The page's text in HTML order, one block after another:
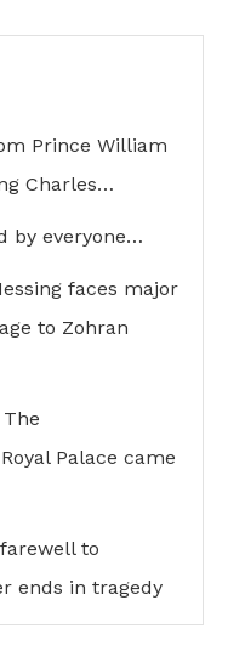
Prince William
Charles…
by everyone…
faces major
to Zohran
Palace came
to
ends in tragedy